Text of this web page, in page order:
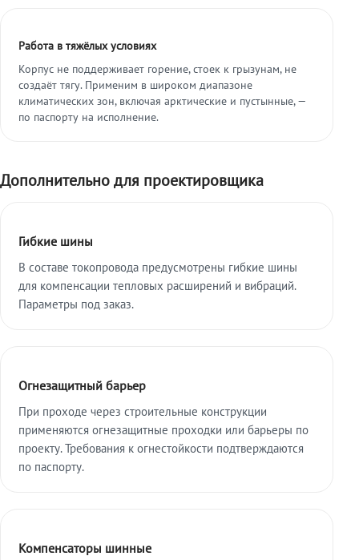
Работа в тяжёлых условиях
Корпус не поддерживает горение, стоек к грызунам, не
создаёт тягу. Применим в широком диапазоне
климатических зон, включая арктические и пустынные, —
по паспорту на исполнение.
Дополнительно для проектировщика
Гибкие шины
В составе токопровода предусмотрены гибкие шины
для компенсации тепловых расширений и вибраций.
Параметры под заказ.
Огнезащитный барьер
При проходе через строительные конструкции
применяются огнезащитные проходки или барьеры по
проекту. Требования к огнестойкости подтверждаются
по паспорту.
Компенсаторы шинные